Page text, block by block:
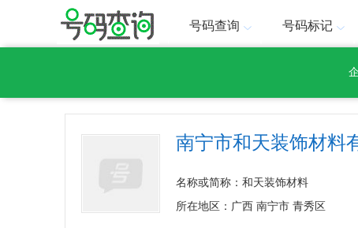
号码查询 号码标记
南宁市和天装饰材料
名称或简称：和天装饰材料
所在地区：广西 南宁市 青秀区